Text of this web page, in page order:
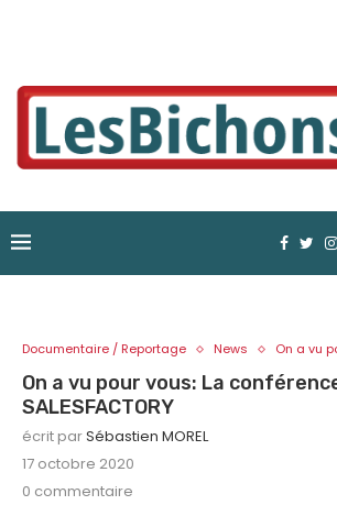
Documentaire / Reportage News On a vu
On a vu pour vous: La
SALESFACTORY
écrit parSébastien MOREL
17 octobre 2020
0 commentaire